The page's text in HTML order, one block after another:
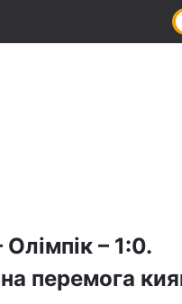
– 1:0.
перемога